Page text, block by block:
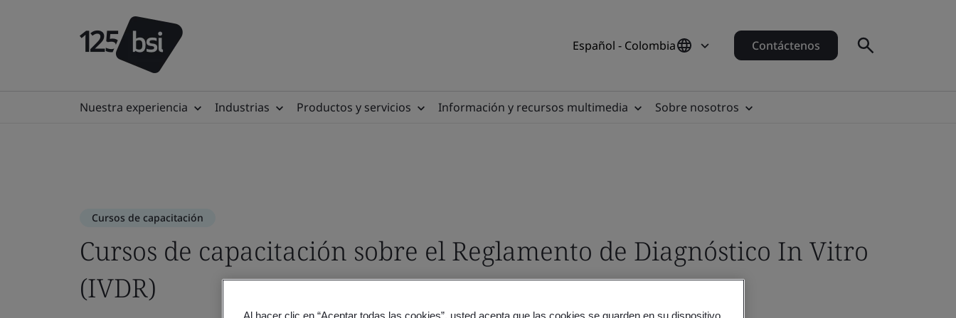
Español - Colombia Contáctenos
Nuestra experiencia Industrias Productos y servicios Información y recursos multimedia Sobre nosotros
Cursos de capacitación
Cursos de capacitación sobre el Reglamento de Diagnóstico In Vitro
(IVDR)
Al hacer clic en “Aceptar todas las cookies”, usted acepta que las cookies se guarden en su dispositivo